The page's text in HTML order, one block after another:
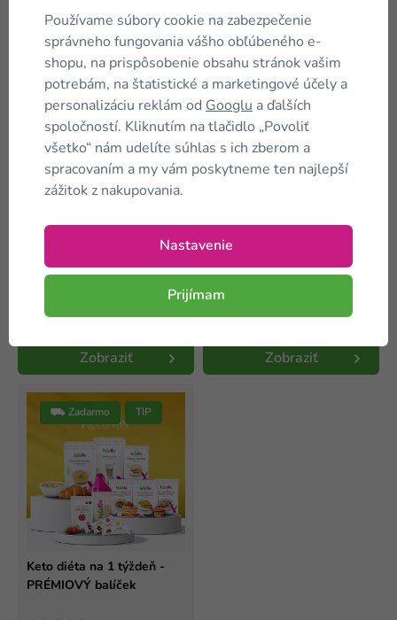
Zobraziť
ZVÝHODNENÝ balíček
149,40 €
249,00 €
Zobraziť
PRÉMIOVÝ balíček
179,40 €
299,00 €
Na sklade
Zobraziť
⛟ Zadarmo
Keto diéta na 4 týždne -
Zobraziť
Keto diéta na 4 týždne -
PRÉMIOVÝ balíček
⛟ Zadarmo TIP
Keto diéta na 1 týždeň -
PRÉMIOVÝ balíček
Používame súbory cookie na zabezpečenie
správneho fungovania vášho obľúbeného e-
shopu, na prispôsobenie obsahu stránok vašim
potrebám, na štatistické a marketingové účely a
personalizáciu reklám od Googlu a ďalších
spoločností. Kliknutím na tlačidlo „Povoliť
všetko“ nám udelíte súhlas s ich zberom a
spracovaním a my vám poskytneme ten najlepší
zážitok z nakupovania.
Nastavenie
Prijímam